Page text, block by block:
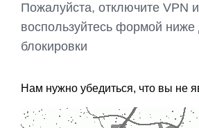
Пожалуйста, отключите VPN
воспользуйтесь формой ниже
блокировки
Нам нужно убедиться, что вы не